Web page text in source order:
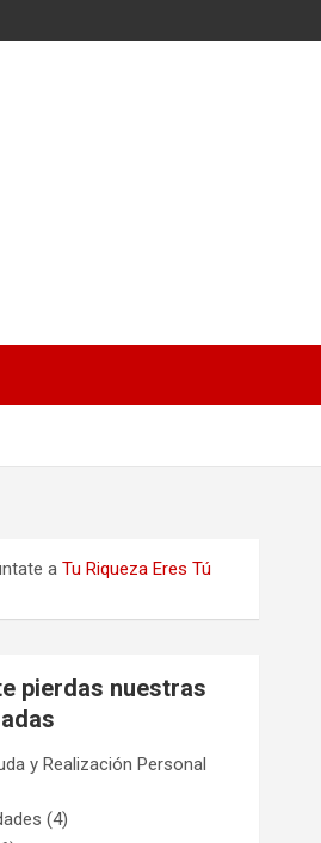
a Tu Riqueza Eres Tú
pierdas nuestras
y Realización Personal
(4)